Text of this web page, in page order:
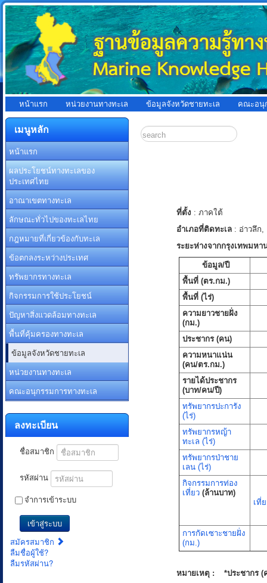
หน้าแรก หน่วยงานทางทะเล ข้อมูลจังหวัดชายทะเล คณะอนุ
เมนูหลัก
หน้าแรก
ผลประโยชน์ทางทะเลของ
ประเทศไทย
อาณาเขตทางทะเล
ลักษณะทั่วไปของทะเลไทย
กฎหมายที่เกี่ยวข้องกับทะเล
ข้อตกลงระหว่างประเทศ
ทรัพยากรทางทะเล
กิจกรรมการใช้ประโยชน์
ปัญหาสิ่งแวดล้อมทางทะเล
พื้นที่คุ้มครองทางทะเล
ข้อมูลจังหวัดชายทะเล
หน่วยงานทางทะเล
คณะอนุกรรมการทางทะเล
ลงทะเบียน
ชื่อสมาชิก
รหัสผ่าน
จำการเข้าระบบ
เข้าสู่ระบบ
สมัครสมาชิก
ลืมชื่อผู้ใช้?
ลืมรหัสผ่าน?
ที่ตั้ง : ภาคใต้
อำเภอที่ติดทะเล : อ่าวลึก,
ระยะห่างจากกรุงเทพมหา
ข้อมูล/ปี
พื้นที่ (ตร.กม.)
พื้นที่ (ไร่)
ความยาวชายฝั่ง
(กม.)
ประชากร (คน)
ความหนาแน่น
(คน/ตร.กม.)
รายได้ประชากร
(บาท/คน/ปี)
ทรัพยากรปะการัง
(ไร่)
ทรัพยากรหญ้า
ทะเล (ไร่)
ทรัพยากรป่าชาย
เลน (ไร่)
กิจกรรมการท่อง
เที่ยว(ล้านบาท)
เที่
การกัดเซาะชายฝั่ง
(กม.)
หมายเหตุ : *ประชากร (